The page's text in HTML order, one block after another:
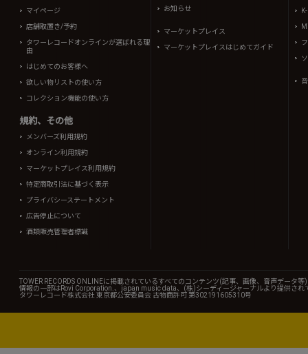
マイページ
店舗取置き/予約
タワーレコードオンラインが選ばれる理
由
はじめてのお客様へ
欲しい物リストの使い方
コレクション機能の使い方
規約、その他
メンバーズ利用規約
オンライン利用規約
マーケットプレイス利用規約
特定商取引法に基づく表示
プライバシーステートメント
広告停止について
酒類販売管理者標識
お知らせ
マーケットプレイス
マーケットプレイスはじめてガイド
TOWER RECORDS ONLINEに掲載されているすべてのコンテンツ(記事、画像、音声データ
情報の一部はRovi Corporation.、japan music data、(株)シーディージャーナルより提供され
タワーレコード株式会社 東京都公安委員会 古物商許可 第302191605310号